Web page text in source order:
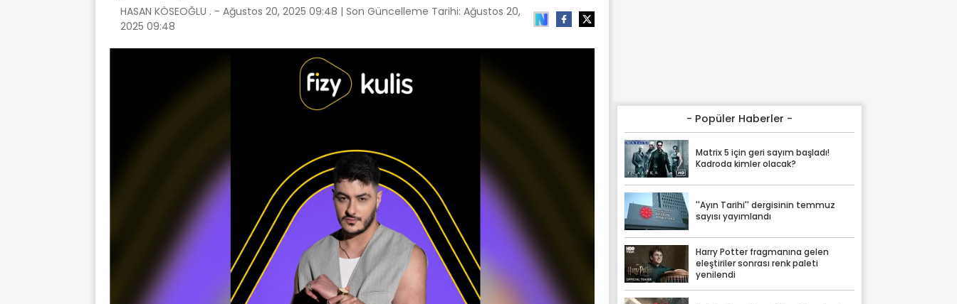
HASAN KÖSEOĞLU . - Ağustos 20, 2025 09:48 | Son Güncelleme Tarihi: Ağustos 20,
2025 09:48
- Popüler Haberler -
Matrix 5 için geri sayım başladı!
Kadroda kimler olacak?
''Ayın Tarihi'' dergisinin temmuz
sayısı yayımlandı
Harry Potter fragmanına gelen
eleştiriler sonrası renk paleti
yenilendi